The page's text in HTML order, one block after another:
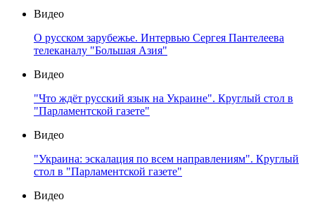
Видео
О русском зарубежье. Интервью Сергея Пантелеева
телеканалу "Большая Азия"
Видео
"Что ждёт русский язык на Украине". Круглый стол в
"Парламентской газете"
Видео
"Украина: эскалация по всем направлениям". Круглый
стол в "Парламентской газете"
Видео